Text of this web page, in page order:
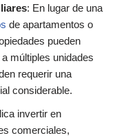
: En lugar de una
de apartamentos o
pueden
múltiples unidades
requerir una
considerable.
invertir en
comerciales,